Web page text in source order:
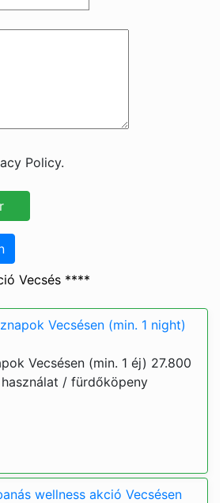
Policy.
Vecsés ****
Vecsésen (min. 1 night)
Vecsésen (min. 1 éj) 27.800
/ fürdőköpeny
wellness akció Vecsésen